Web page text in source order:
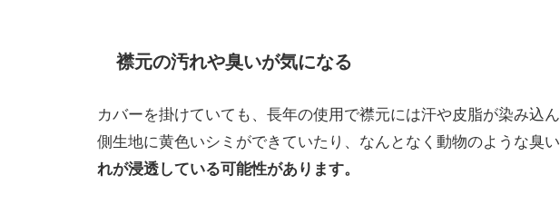
襟元の汚れや臭いが気になる
カバーを掛けていても、長年の使用で襟元には汗や皮脂が染み込ん
側生地に黄色いシミができていたり、なんとなく動物のような臭
れが浸透している可能性があります。